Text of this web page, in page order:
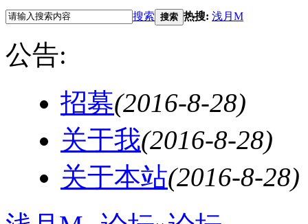
搜索 搜索 热搜: 浅月M
公告:
招募(2016-8-28)
关于我(2016-8-28)
关于本站(2016-8-28)